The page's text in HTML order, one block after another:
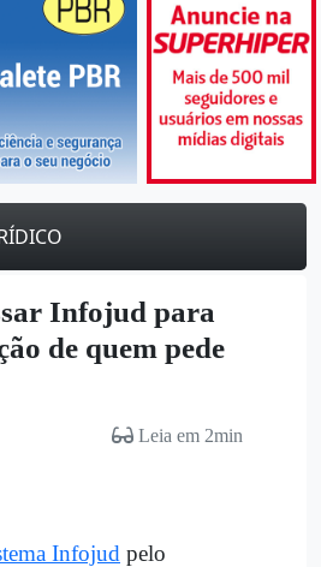
Infojud para
de quem pede
Leia em 2min
Infojud pelo